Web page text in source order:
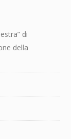
di
della